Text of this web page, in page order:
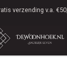
verzending v.a.